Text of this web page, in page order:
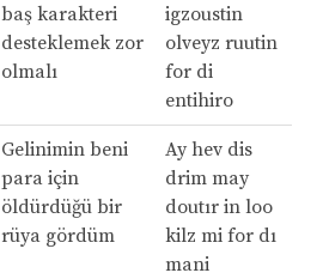
baş karakteri
desteklemek zor
olmalı
igzoustin
olveyz ruutin
for di
entihiro
Gelinimin beni
para için
öldürdüğü bir
rüya gördüm
Ay hev dis
drim may
doutır in loo
kilz mi for dı
mani